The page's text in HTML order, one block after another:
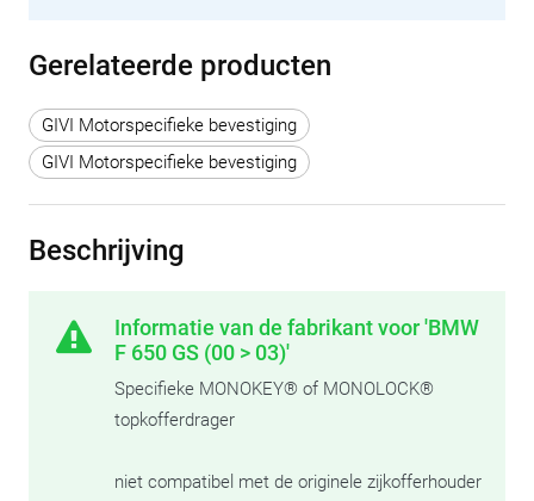
Gerelateerde producten
GIVI Motorspecifieke bevestiging
GIVI Motorspecifieke bevestiging
Beschrijving
Informatie van de fabrikant voor 'BMW
F 650 GS (00 > 03)'
Specifieke MONOKEY® of MONOLOCK®
topkofferdrager
niet compatibel met de originele zijkofferhouder